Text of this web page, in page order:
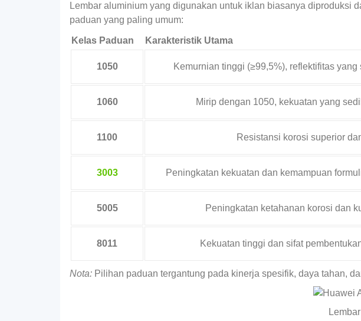
Lembar aluminium yang digunakan untuk iklan biasanya diproduksi
paduan yang paling umum:
Kelas Paduan Karakteristik Utama
1050 Kemurnian tinggi (≥99,5%), reflektifitas
1060 Mirip dengan 1050, kekuatan yang
1100 Resistansi korosi superior
3003 Peningkatan kekuatan dan kemampuan
5005 Peningkatan ketahanan korosi dan
8011 Kekuatan tinggi dan sifat
Nota: Pilihan paduan tergantung pada kinerja spesifik, daya tahan,